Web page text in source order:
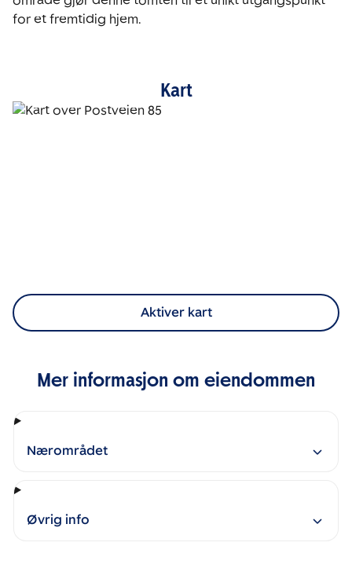
for et fremtidig hjem.
Kart
Aktiver kart
Mer informasjon om eiendommen
Nærområdet
Øvrig info